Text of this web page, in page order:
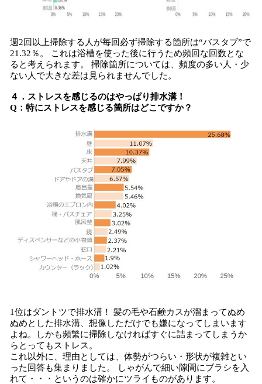
週2回以上掃除する人が毎回必ず掃除する箇所は“バスタブ”で
21.32％。 これは浴槽を使った後に行うため頻回な回数とな
ると考えられます。 掃除箇所については、頻度の多い人・少
ない人で大きな差は見られませんでした。
４．ストレスを感じるのはやっぱり排水溝！
Q：特にストレスを感じる箇所はどこですか？
1位はダントツで排水溝！ 髪の毛や石鹸カスが溜まってぬめ
ぬめとした排水溝、想像しただけでも嫌になってしまいます
よね。しかも頻繁に掃除しなければすぐに詰まってしまうか
らとってもストレス。
これ以外に、理由としては、体勢がつらい・形状が複雑とい
った回答も集まりました。 しゃがんで細い隙間にブラシを入
れて・・・というのは確かにツライものがあります。